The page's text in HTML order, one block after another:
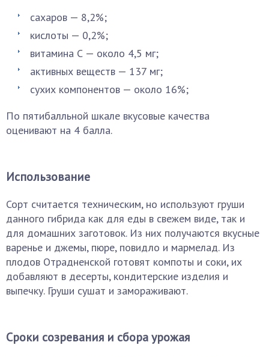
сахаров — 8,2%;
кислоты — 0,2%;
витамина С — около 4,5 мг;
активных веществ — 137 мг;
сухих компонентов — около 16%;
По пятибалльной шкале вкусовые качества
оценивают на 4 балла.
Использование
Сорт считается техническим, но используют груши
данного гибрида как для еды в свежем виде, так и
для домашних заготовок. Из них получаются вкусные
варенье и джемы, пюре, повидло и мармелад. Из
плодов Отрадненской готовят компоты и соки, их
добавляют в десерты, кондитерские изделия и
выпечку. Груши сушат и замораживают.
Сроки созревания и сбора урожая